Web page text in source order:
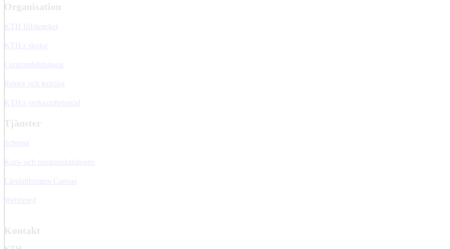
Organisation
KTH Biblioteket
KTH:s skolor
Centrumbildningar
Rektor och ledning
KTH:s verksamhetsstöd
Tjänster
Schema
Kurs- och programkatalogen
Lärplattformen Canvas
Webbmejl
Kontakt